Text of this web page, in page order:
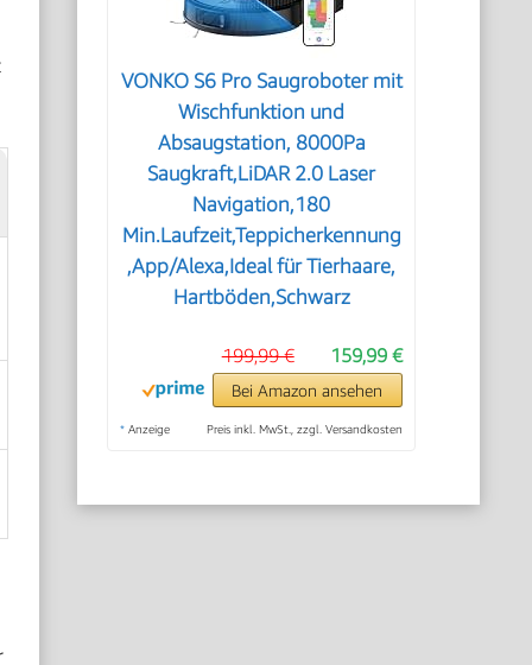
VONKO S6 Pro Saugroboter mit
Wischfunktion und
Absaugstation, 8000Pa
Saugkraft,LiDAR 2.0 Laser
Navigation,180
Min.Laufzeit,Teppicherkennung
,App/Alexa,Ideal für Tierhaare,
Hartböden,Schwarz
159,99 €
199,99 €
Bei Amazon ansehen
* Anzeige Preis inkl. MwSt., zzgl. Versandkosten